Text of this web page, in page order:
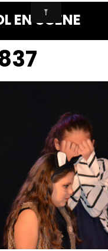
EN SCENE